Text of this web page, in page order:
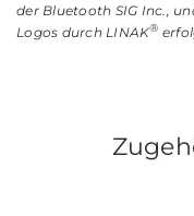
der Bluetooth SIG Inc.,
Logos durch LINAK®